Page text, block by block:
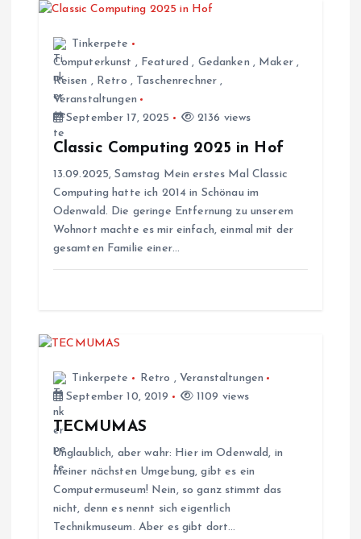
t
Tinkerpete
Computerkunst , Featured , Gedanken , Maker,
Reisen , Retro , Taschenrechner ,
Veranstaltungen
September 17, 2025
2136 views
Classic Computing 2025 in Hof
13.09.2025, Samstag Mein erstes Mal Classic
Computing hatte ich 2014 in Schönau im
Odenwald. Die geringe Entfernung zu unserem
Wohnort machte es mir einfach, einmal mit der
gesamten Familie einer…
Tinkerpete Retro , Veranstaltungen
September 10, 2019
1109 views
TECMUMAS
Unglaublich, aber wahr: Hier im Odenwald, in
meiner nächsten Umgebung, gibt es ein
Computermuseum! Nein, so ganz stimmt das
nicht, denn es nennt sich eigentlich
Technikmuseum. Aber es gibt dort…